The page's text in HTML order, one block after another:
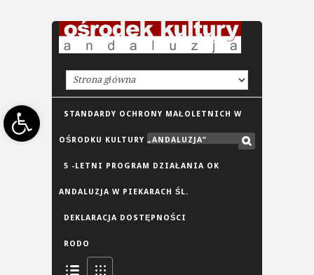
Open toolbarSTANDARDY OCHRONY MAŁOLETNICH W
OŚRODKU KULTURY „ANDALUZJA”
5 -LETNI PROGRAM DZIAŁANIA OK
ANDALUZJA W PIEKARACH ŚL.
DEKLARACJA DOSTĘPNOŚCI
RODO